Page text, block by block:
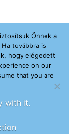
Önnek a
továbbra is
hogy elégedett
on our
that you are
with it.